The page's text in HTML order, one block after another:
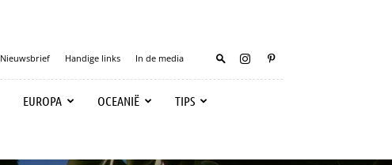
Nieuwsbrief Handige links In de media
EUROPA OCEANIË TIPS